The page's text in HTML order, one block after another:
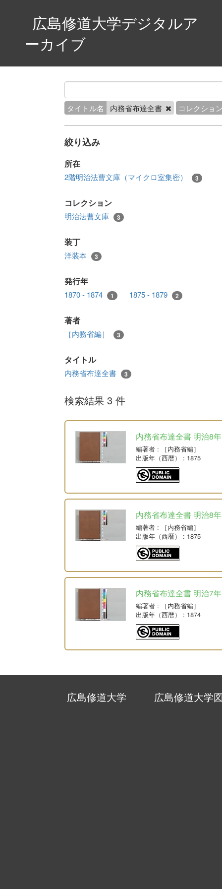
広島修道大学デジタルア
ーカイブ
タイトル名 内務省布達全書 コレクショ
絞り込み
所在
2階明治法曹文庫（マイクロ室集密） 3
コレクション
明治法曹文庫 3
装丁
洋装本 3
発行年
1870 - 1874 1 1875 - 1879 2
著者
［内務省編］ 3
タイトル
内務省布達全書 3
検索結果 3 件
内務省布達全書 明治8年
編著者 : ［内務省編］
出版年（西暦）
: 1875
内務省布達全書 明治8年
編著者 : ［内務省編］
出版年（西暦）
: 1875
内務省布達全書 明治7年
編著者 : ［内務省編］
出版年（西暦）
: 1874
広島修道大学 広島修道大学